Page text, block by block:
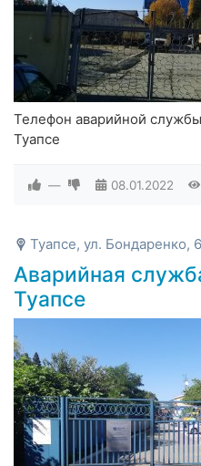
Телефон аварийной
Туапсе
— 08.01.2022
Туапсе, ул. Бондаренко,
Аварийная
Туапсе